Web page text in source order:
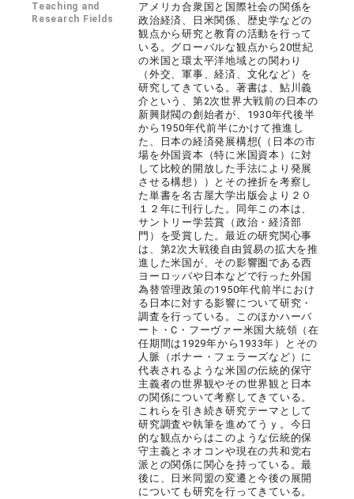
Teaching and
Research Fields
アメリカ合衆国と国際社会の関係を
政治経済、日米関係、歴史学などの
観点から研究と教育の活動を行って
いる。グローバルな観点から20世紀
の米国と環太平洋地域との関わり
（外交、軍事、経済、文化など）を
研究してきている。著書は、鮎川義
介という、第2次世界大戦前の日本の
新興財閥の創始者が、1930年代後半
から1950年代前半にかけて推進し
た、日本の経済発展構想(（日本の市
場を外国資本（特に米国資本）に対
して比較的開放した手法により発展
させる構想））とその挫折を考察し
た単書を名古屋大学出版会より２０
１２年に刊行した。同年この本は、
サントリー学芸賞（政治・経済部
門）を受賞した。最近の研究関心事
は、第2次大戦後自由貿易の拡大を推
進した米国が、その影響圏である西
ヨーロッパや日本などで行った外国
為替管理政策の1950年代前半におけ
る日本に対する影響について研究・
調査を行っている。このほかハーバ
ート・C・フーヴァー米国大統領（在
任期間は1929年から1933年）とその
人脈（ボナー・フェラーズなど）に
代表されるような米国の伝統的保守
主義者の世界観やその世界観と日本
の関係について考察してきている。
これらを引き続き研究テーマとして
研究調査や執筆を進めてうｙ。今日
的な観点からはこのような伝統的保
守主義とネオコンや現在の共和党右
派との関係に関心を持っている。最
後に、日米同盟の変遷と今後の展開
についても研究を行ってきている。